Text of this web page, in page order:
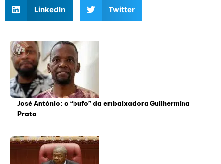
LinkedIn Twitter
José António: o “bufo” da embaixadora Guilhermina
Prata